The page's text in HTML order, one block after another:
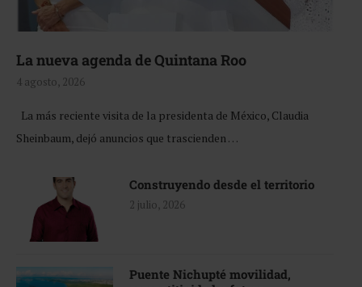
La nueva agenda de Quintana Roo
4 agosto, 2026
La más reciente visita de la presidenta de México, Claudia
Sheinbaum, dejó anuncios que trascienden …
Construyendo desde el territorio
2 julio, 2026
Puente Nichupté movilidad,